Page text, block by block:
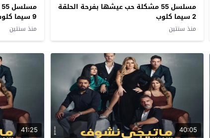
مسلسل 55 مشكلة حب عيشها بفرحة الحلقة
2 سيما كلوب
منذ سنتين
9 سيما كلوب
منذ سنتين
40:05
41:25